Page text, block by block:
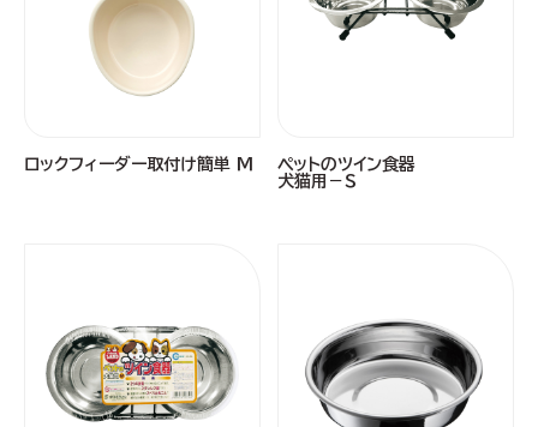
ロックフィーダー取付け簡単 Ｍ
ペットのツイン食器
犬猫用－Ｓ